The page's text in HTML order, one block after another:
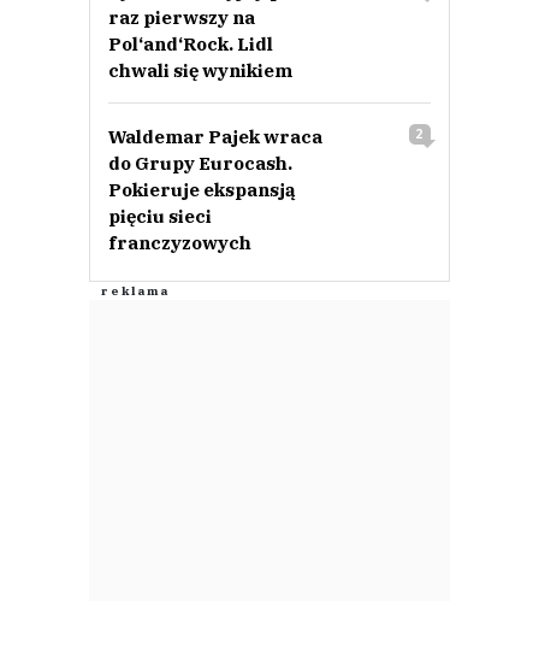
raz pierwszy na
Pol‘and‘Rock. Lidl
chwali się wynikiem
Waldemar Pajek wraca
do Grupy Eurocash.
Pokieruje ekspansją
pięciu sieci
franczyzowych
2